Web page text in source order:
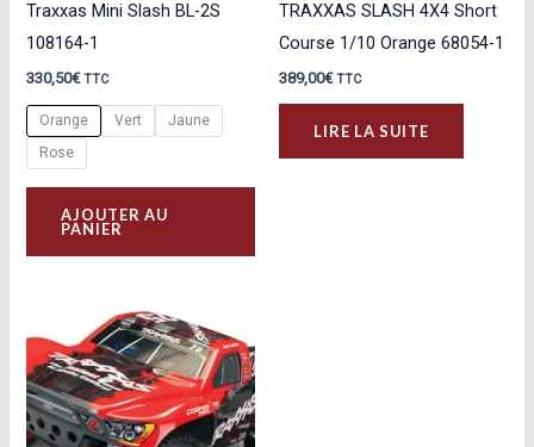
Traxxas Mini Slash BL-2S
108164-1
330,50€ TTC
Orange Vert
Jaune
Rose
AJOUTER AU
PANIER
Ce
a
Les
options
peuvent
TRAXXAS SLASH 4X4 Short
Course 1/10 Orange 68054-1
389,00€ TTC
LIRE LA SUITE